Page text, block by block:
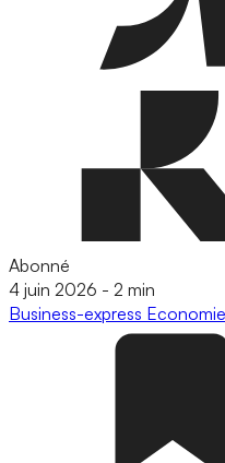
Abonné
4 juin 2026 - 2 min
Business-express Economie